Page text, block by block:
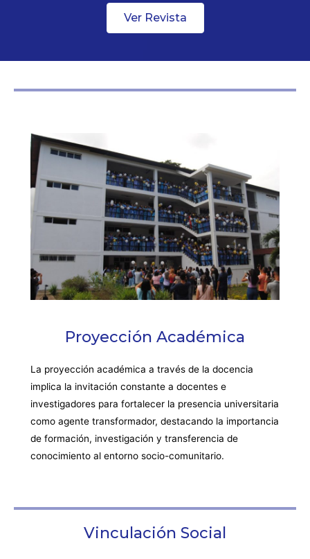
Ver Revista
Proyección Académica
La proyección académica a través de la docencia
implica la invitación constante a docentes e
investigadores para fortalecer la presencia universitaria
como agente transformador, destacando la importancia
de formación, investigación y transferencia de
conocimiento al entorno socio-comunitario.
Vinculación Social